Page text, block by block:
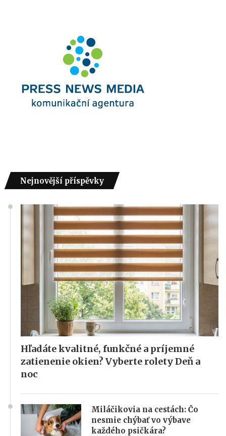
Nejnovější příspěvky
Hľadáte kvalitné, funkčné a príjemné
zatienenie okien? Vyberte rolety Deň a
noc
Miláčikovia na cestách: Čo
nesmie chýbať vo výbave
každého psičkára?